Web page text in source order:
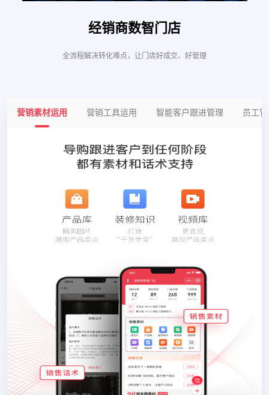
经销商数智门店
全流程解决转化难点，让门店好成交、好管理
营销素材运用 营销工具运用 智能客户跟进管理 员工